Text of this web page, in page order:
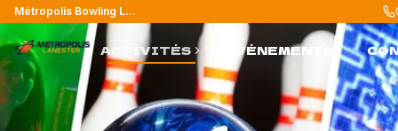
Métropolis Bowling Laser Lanester
ACTIVITÉS ÉVÉNEMENTS